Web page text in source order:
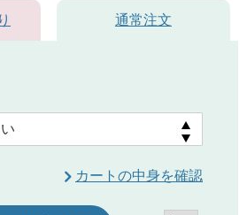
通常注文
カートの中身を確認